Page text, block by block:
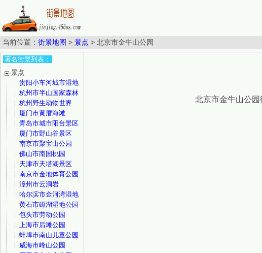
当前位置： 街景地图 > 景点 > 北京市金牛山公园
著名街景列表：
景点
贵阳小车河城市湿地
公园
杭州市半山国家森林
公园
杭州野生动物世界
厦门市黄厝海滩
青岛市城市阳台景区
厦门市野山谷景区
南京市聚宝山公园
佛山市南国桃园
天津市天塔湖景区
南京市金地体育公园
漳州市云洞岩
哈尔滨市金河湾湿地
植物园
黄石市磁湖湿地公园
包头市劳动公园
上海市后滩公园
蚌埠市南山儿童公园
威海市峰山公园
北京市金牛山公